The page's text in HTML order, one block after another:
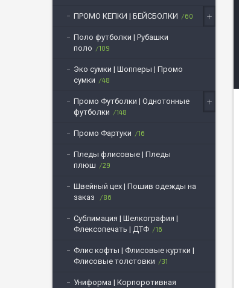
ПРОМО КЕПКИ | БЕЙСБОЛКИ 60
Поло футболки | Рубашки
поло
109
Эко сумки | Шопперы | Промо
сумки
48
Промо Футболки | Однотонные
футболки
148
Промо Фартуки 16
Пледы флисовые | Пледы
плюш
29
Швейный цех | Пошив одежды на
заказ
86
Сублимация | Шелкография |
Флексопечать | ДТФ
16
Флис кофты | Флисовые куртки |
Флисовые толстовки
31
Униформа | Корпоротивная